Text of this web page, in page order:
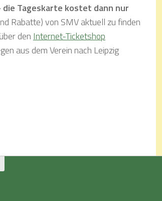
Tageskarte kostet dann nur
Rabatte) von SMV aktuell zu finden
den Internet-Ticketshop
aus dem Verein nach Leipzig